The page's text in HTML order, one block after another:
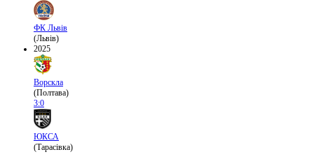
ФК Львів
(Львів)
2025
Ворскла
(Полтава)
3:0
ЮКСА
(Тарасівка)